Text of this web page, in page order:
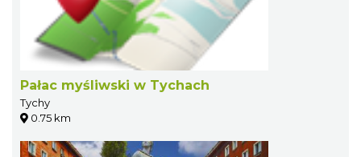
Pałac myśliwski w Tychach
Tychy
0.75 km